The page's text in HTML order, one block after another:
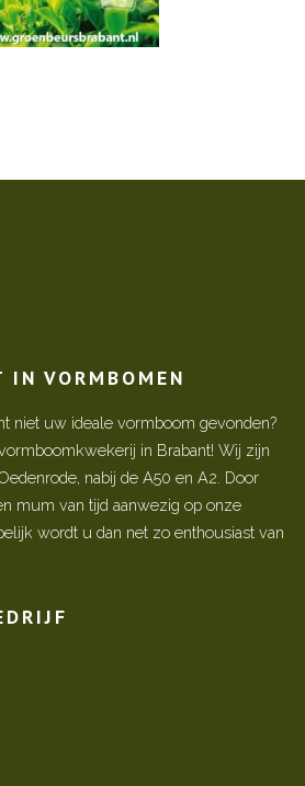
VORMBOMEN
niet uw ideale vormboom gevonden?
in Brabant! Wij zijn
nabij de A50 en A2. Door
mum van tijd aanwezig op onze
wordt u dan net zo enthousiast van